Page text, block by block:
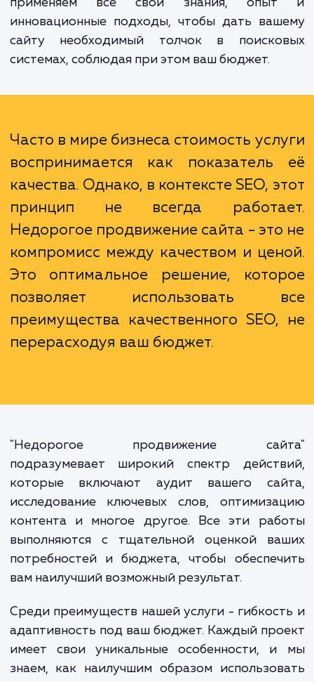
получить высококачественные SEO-
тратя при этом большие суммы. Наша
специалистов знает, как важно для
затратах, и мы готовы обеспечить вам
инновационные подходы, чтобы дать
сайту необходимый толчок в
системах, соблюдая при этом ваш бюджет.
Часто в мире бизнеса стоимость
воспринимается как
качества. Однако, в контексте SEO,
принцип не всегда
позволяет использовать
преимущества качественного
перерасходуя ваш бюджет.
"Недорогое продвижение
подразумевает широкий спектр
которые включают аудит вашего
исследование ключевых слов,